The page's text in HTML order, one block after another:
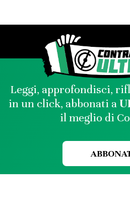
Leggi, approfondisci,
in un click, abbonati a
il meglio di